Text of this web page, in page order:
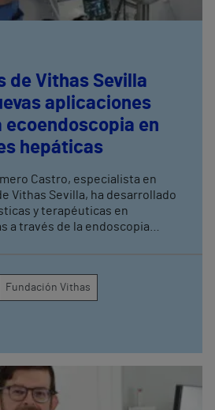
de Vithas Sevilla
aplicaciones
ecoendoscopia en
hepáticas
Castro, especialista en
Vithas Sevilla, ha desarrollado
y terapéuticas en
a través de la endoscopia
reúne diversos
avanzados aplicados
hepáticas
Fundación Vithas